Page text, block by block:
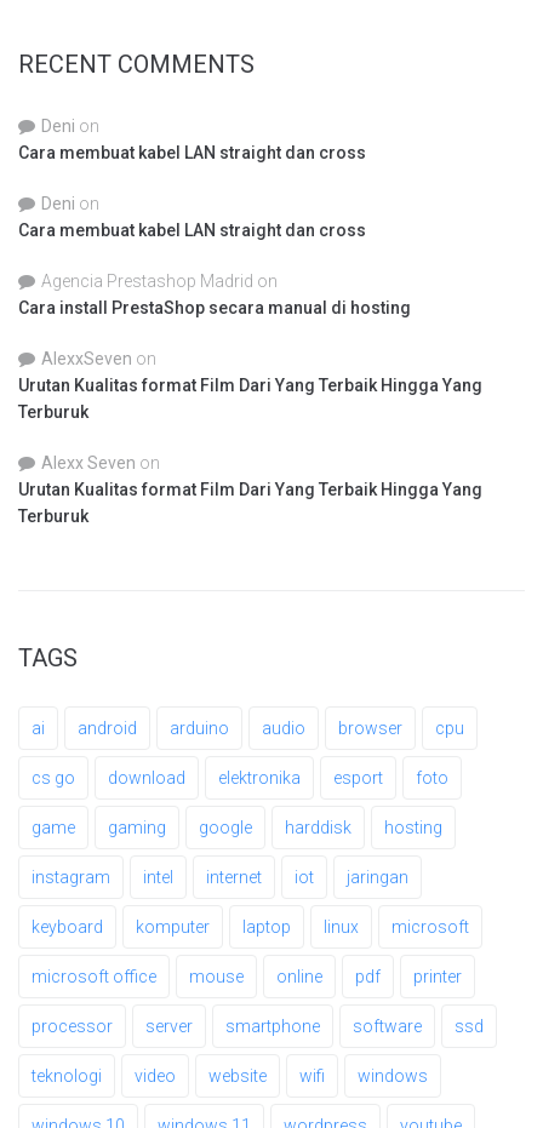
RECENT COMMENTS
Deni on
Cara membuat kabel LAN straight dan cross
Deni on
Cara membuat kabel LAN straight dan cross
Agencia Prestashop Madrid on
Cara install PrestaShop secara manual di hosting
AlexxSeven on
Urutan Kualitas format Film Dari Yang Terbaik Hingga Yang
Terburuk
Alexx Seven on
Urutan Kualitas format Film Dari Yang Terbaik Hingga Yang
Terburuk
TAGS
ai android arduino audio browser cpu
cs go download elektronika esport foto
game gaming google harddisk hosting
instagram intel internet iot jaringan
keyboard komputer laptop linux microsoft
microsoft office mouse online pdf printer
processor server smartphone software ssd
teknologi video website wifi windows